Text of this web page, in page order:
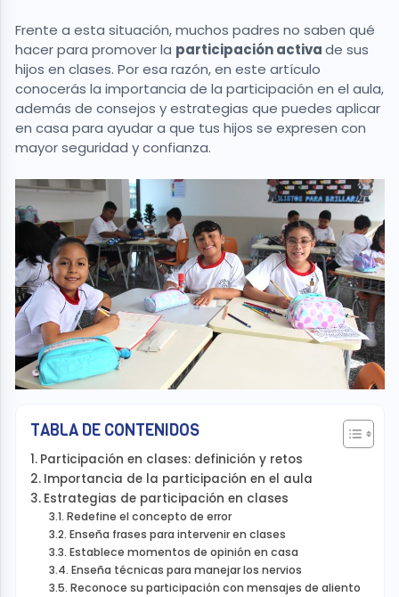
Frente a esta situación, muchos padres no saben qué
hacer para promover la participación activade sus
hijos en clases. Por esa razón, en este artículo
conocerás la importancia de la participación en el aula,
además de consejos y estrategias que puedes aplicar
en casa para ayudar a que tus hijos se expresen con
mayor seguridad y confianza.
TABLA DE CONTENIDOS
Participación en clases: definición y retos
Importancia de la participación en el aula
Estrategias de participación en clases
Redefine el concepto de error
Enseña frases para intervenir en clases
Establece momentos de opinión en casa
Enseña técnicas para manejar los nervios
Reconoce su participación con mensajes de aliento